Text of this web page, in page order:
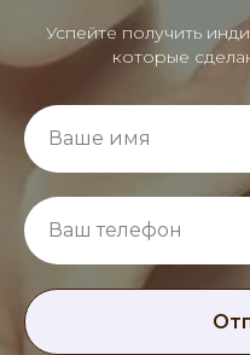
Успейте получить
которые